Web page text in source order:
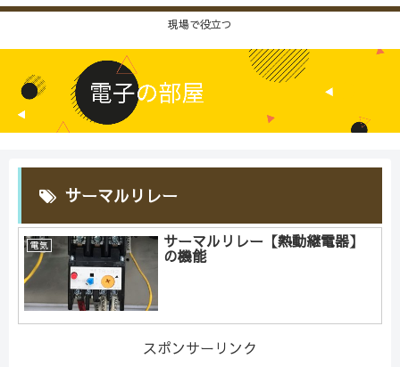
現場で役立つ
サーマルリレー
電気 サーマルリレー【熱動継電器】
の機能
スポンサーリンク